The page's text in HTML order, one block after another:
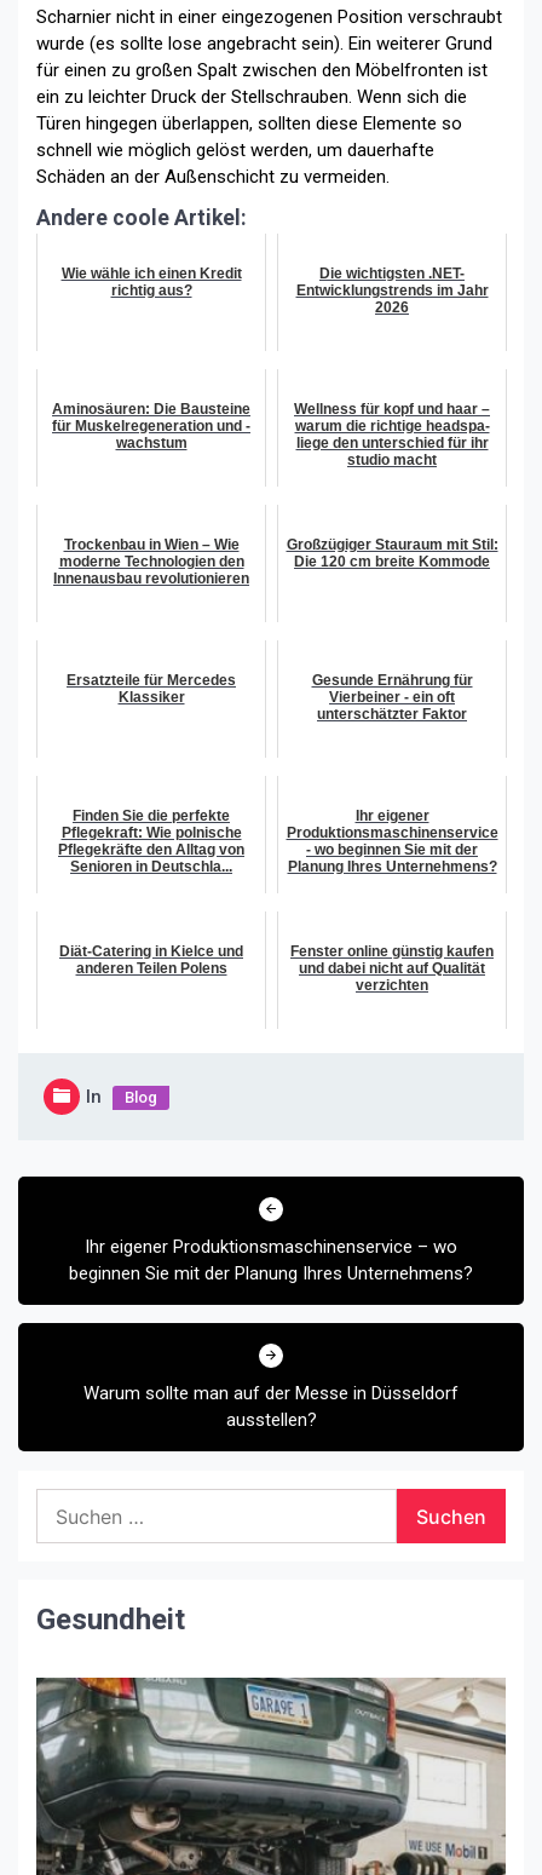
Scharnier nicht in einer eingezogenen Position verschraubt
wurde (es sollte lose angebracht sein). Ein weiterer Grund
für einen zu großen Spalt zwischen den Möbelfronten ist
ein zu leichter Druck der Stellschrauben. Wenn sich die
Türen hingegen überlappen, sollten diese Elemente so
schnell wie möglich gelöst werden, um dauerhafte
Schäden an der Außenschicht zu vermeiden.
Andere coole Artikel:
Wie wähle ich einen Kredit
richtig aus?
Die wichtigsten .NET-
Entwicklungstrends im Jahr
2026
Aminosäuren: Die Bausteine
für Muskelregeneration und -
wachstum
Wellness für kopf und haar –
warum die richtige headspa-
liege den unterschied für ihr
studio macht
Trockenbau in Wien – Wie
moderne Technologien den
Innenausbau revolutionieren
Großzügiger Stauraum mit Stil:
Die 120 cm breite Kommode
Ersatzteile für Mercedes
Klassiker
Gesunde Ernährung für
Vierbeiner - ein oft
unterschätzter Faktor
Finden Sie die perfekte
Pflegekraft: Wie polnische
Pflegekräfte den Alltag von
Senioren in Deutschla...
Ihr eigener
Produktionsmaschinenservice
- wo beginnen Sie mit der
Planung Ihres Unternehmens?
Diät-Catering in Kielce und
anderen Teilen Polens
Fenster online günstig kaufen
und dabei nicht auf Qualität
verzichten
In Blog
Beitragsnavigation
Ihr eigener Produktionsmaschinenservice – wo
beginnen Sie mit der Planung Ihres Unternehmens?
Warum sollte man auf der Messe in Düsseldorf
ausstellen?
nach:
Gesundheit